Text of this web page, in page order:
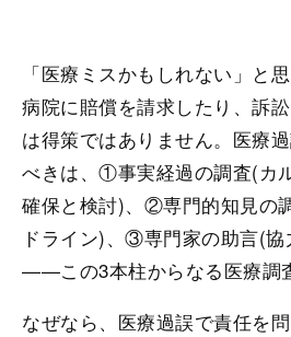
「医療ミスかもしれない」と
病院に賠償を請求したり、訴
は得策ではありません。医療
べきは、①事実経過の調査(カ
確保と検討)、②専門的知見の
ドライン)、③専門家の助言(
——この3本柱からなる医療調
なぜなら、医療過誤で責任を